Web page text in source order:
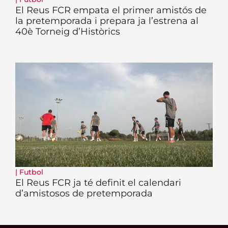
El Reus FCR empata el primer amistós de
la pretemporada i prepara ja l’estrena al
40è Torneig d’Històrics
| Futbol
El Reus FCR ja té definit el calendari
d’amistosos de pretemporada